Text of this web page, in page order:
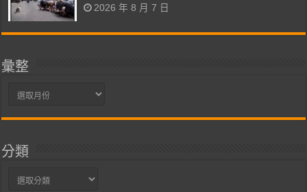
2026 年 8 月 7 日
彙整
彙
分類
分